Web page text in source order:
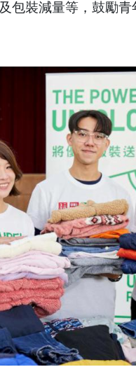
包裝減量等，鼓勵